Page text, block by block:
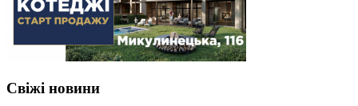
Свіжі новини